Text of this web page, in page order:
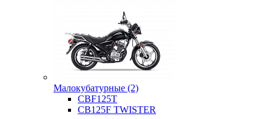
Малокубатурные (2)
CBF125T
CB125F TWISTER